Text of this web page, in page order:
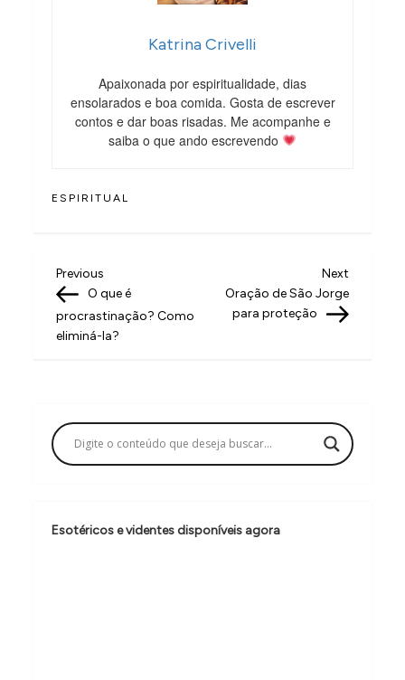
Katrina Crivelli
Apaixonada por espiritualidade, dias
ensolarados e boa comida. Gosta de escrever
contos e dar boas risadas. Me acompanhe e
saiba o que ando escrevendo
ESPIRITUAL
N
a
v
a
ç
o
d
Previous
Post
Previous
O que é
procrastinação? Como
eliminá-la?
Next
Post
Next
Oração de São Jorge
para proteção
Esotéricos e videntes disponíveis agora